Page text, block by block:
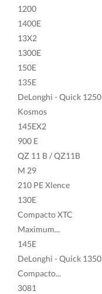
1200
1400E
13X2
1300E
150E
135E
DeLonghi - Quick 1250
Kosmos
145EX2
900 E
QZ 11 B / QZ11B
M 29
210 PE Xlence
130E
Compacto XTC
Maximum...
145E
DeLonghi - Quick 1350
Compacto...
3081